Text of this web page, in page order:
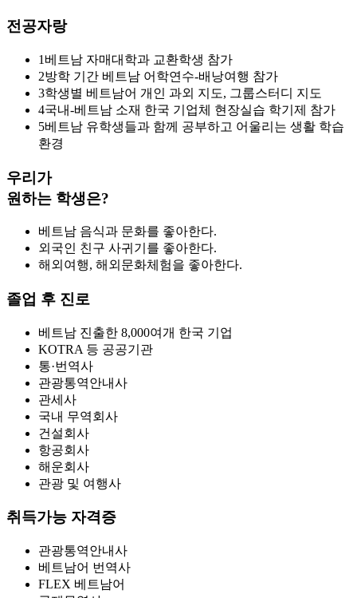
전공자랑
1 베트남 자매대학과 교환학생 참가
2방학 기간 베트남 어학연수-배낭여행 참가
3학생별 베트남어 개인 과외 지도, 그룹스터디 지도
4국내-베트남 소재 한국 기업체 현장실습 학기제 참가
5베트남 유학생들과 함께 공부하고 어울리는 생활 학습
환경
우리가
원하는 학생은?
베트남 음식과 문화를 좋아한다.
외국인 친구 사귀기를 좋아한다.
해외여행, 해외문화체험을 좋아한다.
졸업 후 진로
베트남 진출한 8,000여개 한국 기업
KOTRA 등 공공기관
통·번역사
관광통역안내사
관세사
국내 무역회사
건설회사
항공회사
해운회사
관광 및 여행사
취득가능 자격증
관광통역안내사
베트남어 번역사
FLEX 베트남어